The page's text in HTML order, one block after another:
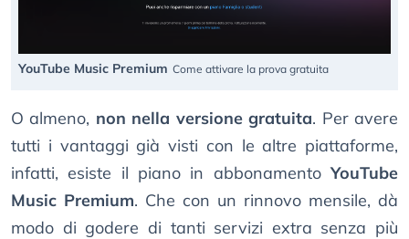
YouTube Music Premium Come attivare la prova gratuita
O almeno, non nella versione gratuita. Per avere
tutti i vantaggi già visti con le altre piattaforme,
infatti, esiste il piano in abbonamentoYouTube
Music Premium. Che con un rinnovo mensile, dà
modo di godere di tanti servizi extra senza più